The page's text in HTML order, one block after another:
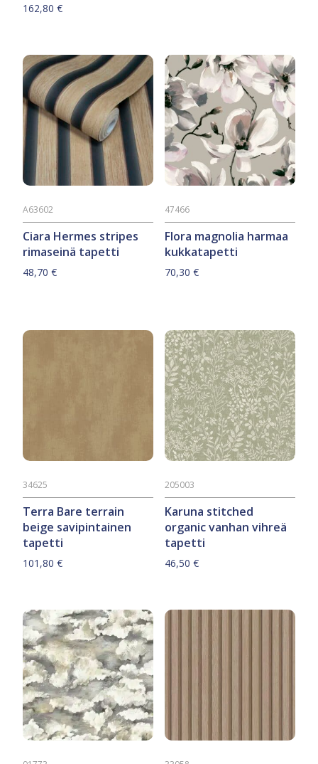
162,80 €
Ciara Hermes stripes
rimaseinä tapetti
A63602
48,70 €
Flora magnolia harmaa
kukkatapetti
47466
70,30 €
Terra Bare terrain
beige savipintainen
tapetti
34625
101,80 €
Karuna stitched
organic vanhan vihreä
tapetti
205003
46,50 €